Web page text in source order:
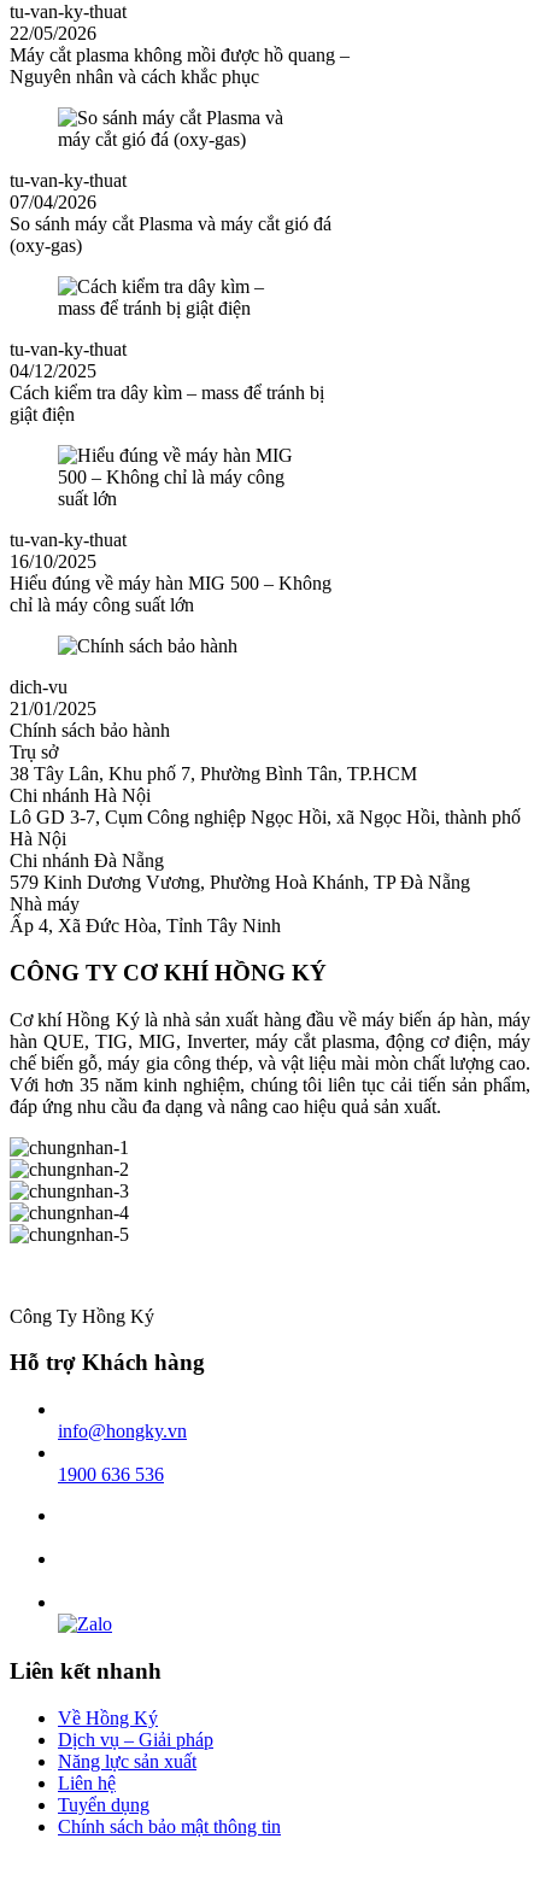
tu-van-ky-thuat
22/05/2026
Máy cắt plasma không mồi được hồ quang –
Nguyên nhân và cách khắc phục
tu-van-ky-thuat
07/04/2026
So sánh máy cắt Plasma và máy cắt gió đá
(oxy-gas)
tu-van-ky-thuat
04/12/2025
Cách kiểm tra dây kìm – mass để tránh bị
giật điện
tu-van-ky-thuat
16/10/2025
Hiểu đúng về máy hàn MIG 500 – Không
chỉ là máy công suất lớn
dich-vu
21/01/2025
Chính sách bảo hành
Trụ sở
38 Tây Lân, Khu phố 7, Phường Bình Tân, TP.HCM
Chi nhánh Hà Nội
Lô GD 3-7, Cụm Công nghiệp Ngọc Hồi, xã Ngọc Hồi, thành phố
Hà Nội
Chi nhánh Đà Nẵng
579 Kinh Dương Vương, Phường Hoà Khánh, TP Đà Nẵng
Nhà máy
Ấp 4, Xã Đức Hòa, Tỉnh Tây Ninh
CÔNG TY CƠ KHÍ HỒNG KÝ
Cơ khí Hồng Ký là nhà sản xuất hàng đầu về máy biến áp hàn, máy
hàn QUE, TIG, MIG, Inverter, máy cắt plasma, động cơ điện, máy
chế biến gỗ, máy gia công thép, và vật liệu mài mòn chất lượng cao.
Với hơn 35 năm kinh nghiệm, chúng tôi liên tục cải tiến sản phẩm,
đáp ứng nhu cầu đa dạng và nâng cao hiệu quả sản xuất.
Công Ty Hồng Ký
Hỗ trợ Khách hàng
info@hongky.vn
1900 636 536
Liên kết nhanh
Về Hồng Ký
Dịch vụ – Giải pháp
Năng lực sản xuất
Liên hệ
Tuyển dụng
Chính sách bảo mật thông tin